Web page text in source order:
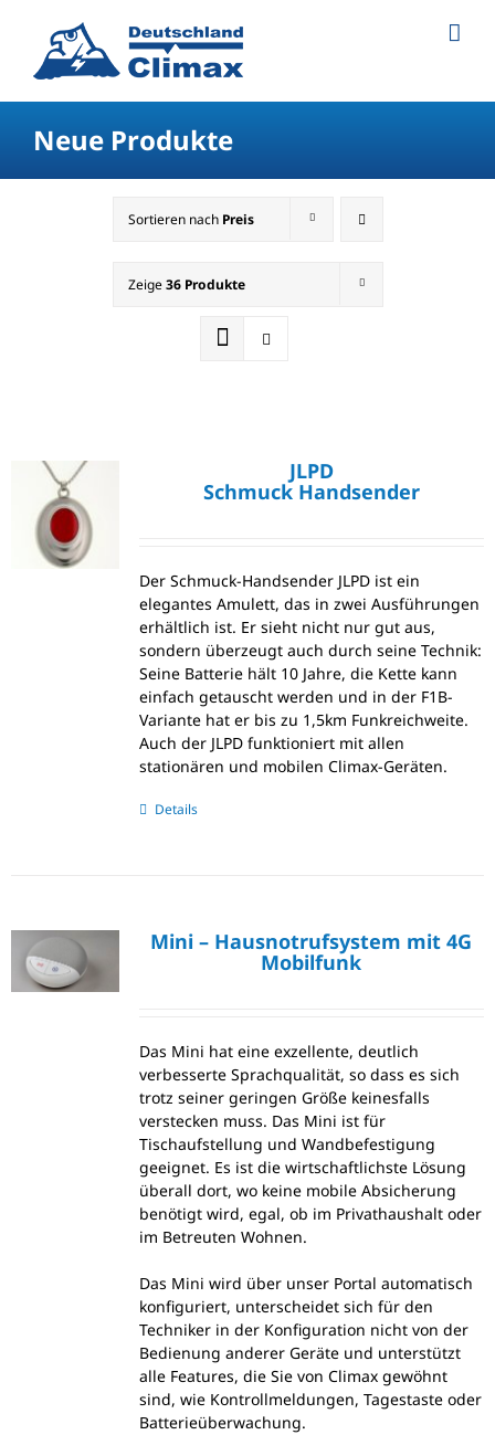
Neue Produkte
Sortieren nach Preis
Zeige36 Produkte
JLPD
Schmuck Handsender
Der Schmuck-Handsender JLPD ist ein
elegantes Amulett, das in zwei Ausführungen
erhältlich ist. Er sieht nicht nur gut aus,
sondern überzeugt auch durch seine Technik:
Seine Batterie hält 10 Jahre, die Kette kann
einfach getauscht werden und in der F1B-
Variante hat er bis zu 1,5km Funkreichweite.
Auch der JLPD funktioniert mit allen
stationären und mobilen Climax-Geräten.
Details
Mini – Hausnotrufsystem mit 4G
Mobilfunk
Das Mini hat eine exzellente, deutlich
verbesserte Sprachqualität, so dass es sich
trotz seiner geringen Größe keinesfalls
verstecken muss. Das Mini ist für
Tischaufstellung und Wandbefestigung
geeignet. Es ist die wirtschaftlichste Lösung
überall dort, wo keine mobile Absicherung
benötigt wird, egal, ob im Privathaushalt oder
im Betreuten Wohnen.
Das Mini wird über unser Portal automatisch
konfiguriert, unterscheidet sich für den
Techniker in der Konfiguration nicht von der
Bedienung anderer Geräte und unterstützt
alle Features, die Sie von Climax gewöhnt
sind, wie Kontrollmeldungen, Tagestaste oder
Batterieüberwachung.